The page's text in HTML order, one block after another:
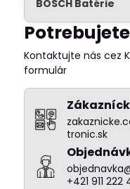
Kontaktujte nás cez
formulár
tronic.sk
+421 911 222
BOSCH Batérie